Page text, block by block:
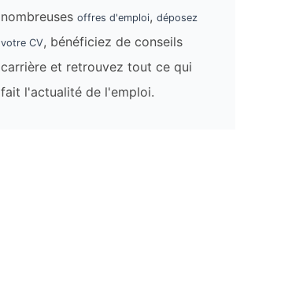
nombreuses offres d'emploi, déposez
votre CV, bénéficiez de conseils
carrière et retrouvez tout ce qui
fait l'actualité de l'emploi.